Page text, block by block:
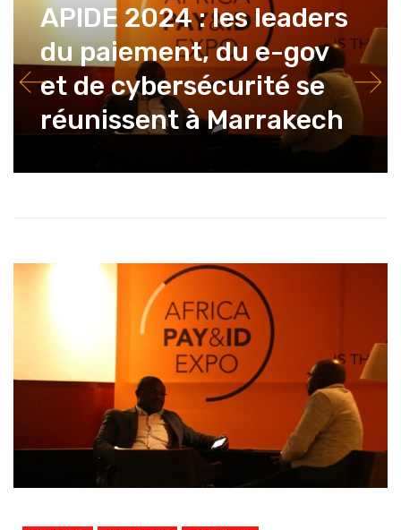
APIDE 2024 : les leaders
du paiement, du e-gov
et de cybersécurité se
réunissent à Marrakech